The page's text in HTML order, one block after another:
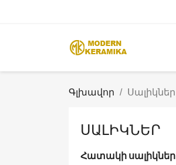
Գլխավոր Սալիկներ
ՍԱԼԻԿՆԵՐ
Հատակի սալիկներ